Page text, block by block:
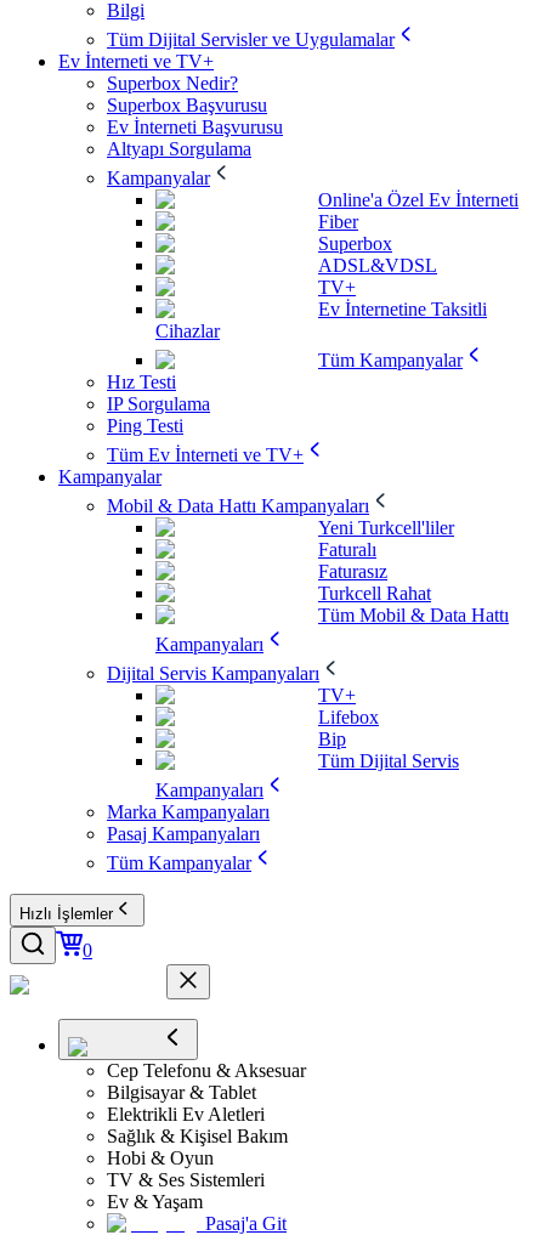
Bilgi
Tüm Dijital Servisler ve Uygulamalar
Ev İnterneti ve TV+
Superbox Nedir?
Superbox Başvurusu
Ev İnterneti Başvurusu
Altyapı Sorgulama
Kampanyalar
Online'a Özel Ev İnterneti
Fiber
Superbox
ADSL&VDSL
TV+
Ev İnternetine Taksitli
Cihazlar
Tüm Kampanyalar
Hız Testi
IP Sorgulama
Ping Testi
Tüm Ev İnterneti ve TV+
Kampanyalar
Mobil & Data Hattı Kampanyaları
Yeni Turkcell'liler
Faturalı
Faturasız
Turkcell Rahat
Tüm Mobil & Data Hattı
Kampanyaları
Dijital Servis Kampanyaları
TV+
Lifebox
Bip
Tüm Dijital Servis
Kampanyaları
Marka Kampanyaları
Pasaj Kampanyaları
Tüm Kampanyalar
Hızlı İşlemler
0
Cep Telefonu & Aksesuar
Bilgisayar & Tablet
Elektrikli Ev Aletleri
Sağlık & Kişisel Bakım
Hobi & Oyun
TV & Ses Sistemleri
Ev & Yaşam
Pasaj'a Git